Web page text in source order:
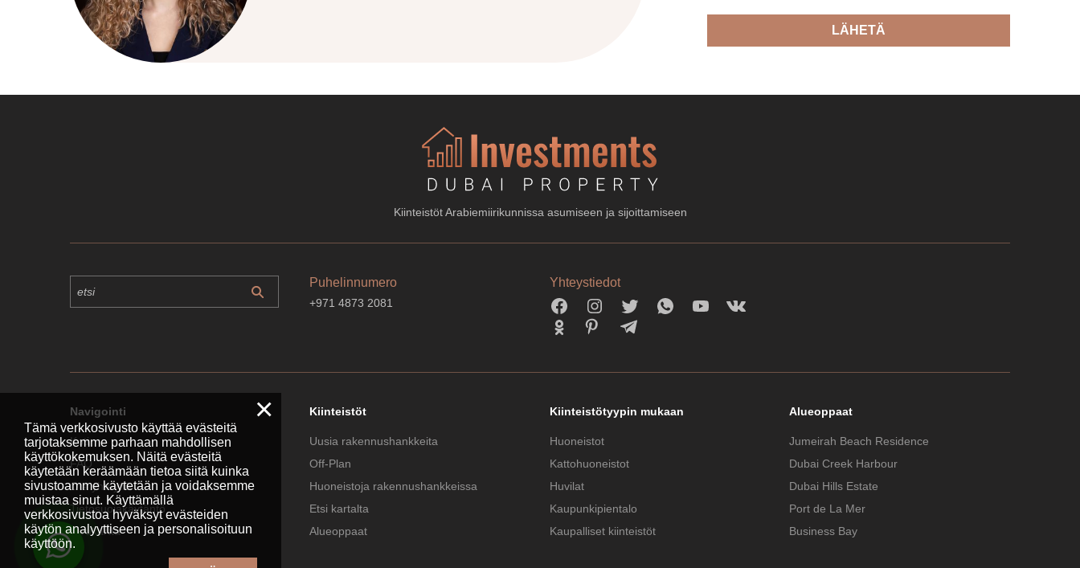
LÄHETÄ
Kiinteistöt Arabiemiirikunnissa asumiseen ja sijoittamiseen
Puhelinnumero
+971 4873 2081
Yhteystiedot
Navigointi
Koti
FAQ
Ota yhteyttä
Tietosuojakäytäntö
Sivukartta
Kiinteistöt
Uusia rakennushankkeita
Off-Plan
Huoneistoja rakennushankkeissa
Etsi kartalta
Alueoppaat
Kiinteistötyypin mukaan
Huoneistot
Kattohuoneistot
Huvilat
Kaupunkipientalo
Kaupalliset kiinteistöt
Alueoppaat
Jumeirah Beach Residence
Dubai Creek Harbour
Dubai Hills Estate
Port de La Mer
Business Bay
×
Tämä verkkosivusto käyttää evästeitä
tarjotaksemme parhaan mahdollisen
käyttökokemuksen. Näitä evästeitä
käytetään keräämään tietoa siitä kuinka
sivustoamme käytetään ja voidaksemme
muistaa sinut. Käyttämällä
verkkosivustoa hyväksyt evästeiden
käytön analyyttiseen ja personalisoituun
käyttöön.